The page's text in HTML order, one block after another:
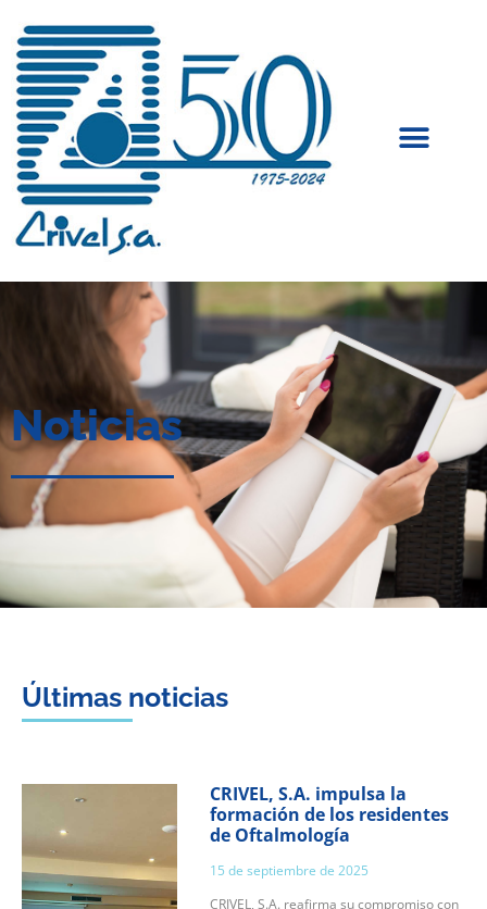
Noticias
Últimas noticias
CRIVEL, S.A. impulsa la
formación de los residentes
de Oftalmología
15 de septiembre de 2025
CRIVEL, S.A. reafirma su compromiso con